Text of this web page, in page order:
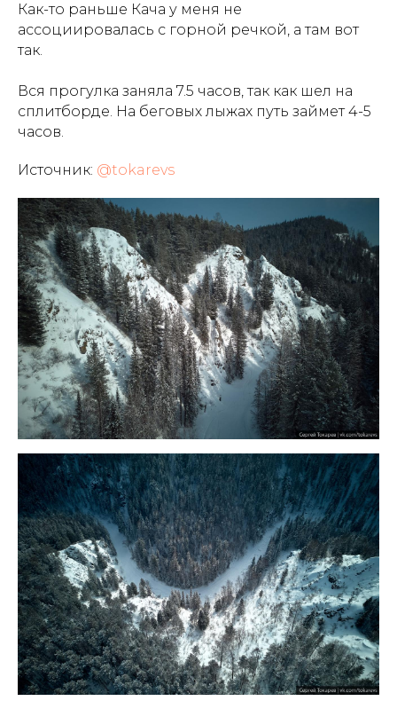
Как-то раньше Кача у меня не
ассоциировалась с горной речкой, а там вот
так.
Вся прогулка заняла 7.5 часов, так как шел на
сплитборде. На беговых лыжах путь займет 4-5
часов.
Источник: @tokarevs